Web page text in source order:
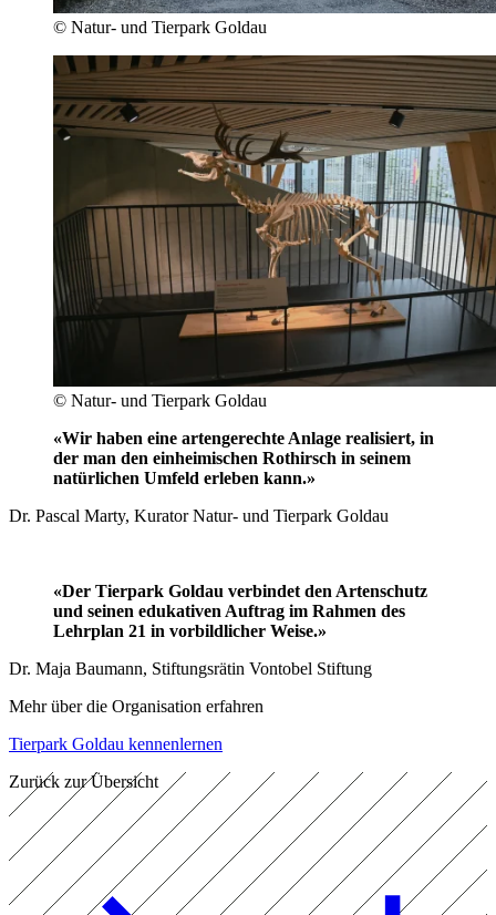
© Natur- und Tierpark Goldau
© Natur- und Tierpark Goldau
«Wir haben eine artengerechte Anlage realisiert, in
der man den einheimischen Rothirsch in seinem
natürlichen Umfeld erleben kann.»
Dr. Pascal Marty, Kurator Natur- und Tierpark Goldau
«Der Tierpark Goldau verbindet den Artenschutz
und seinen edukativen Auftrag im Rahmen des
Lehrplan 21 in vorbildlicher Weise.»
Dr. Maja Baumann, Stiftungsrätin Vontobel Stiftung
Mehr über die Organisation erfahren
Tierpark Goldau kennenlernen
Zurück zur Übersicht